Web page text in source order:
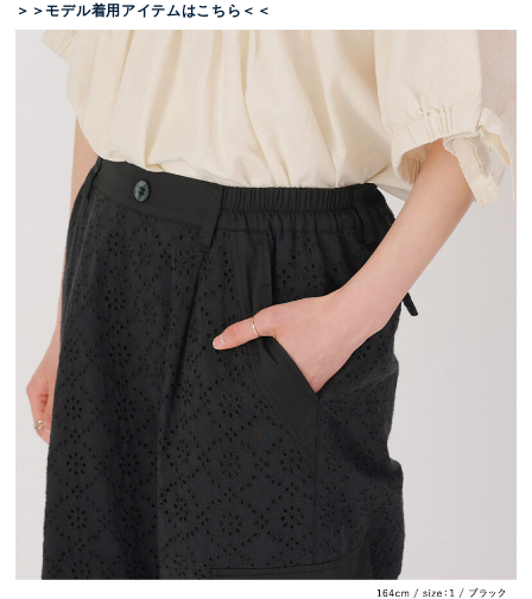
＞＞モデル着用アイテムはこちら＜＜